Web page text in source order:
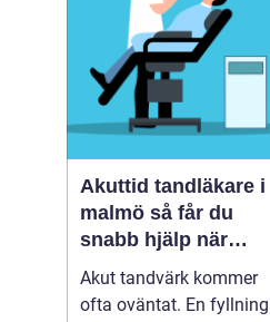
mest etablerade namnen
Akuttid tandläkare i
malmö så får du
snabb hjälp när
tanden gör ont
Akut tandvärk kommer
ofta oväntat. En fyllning